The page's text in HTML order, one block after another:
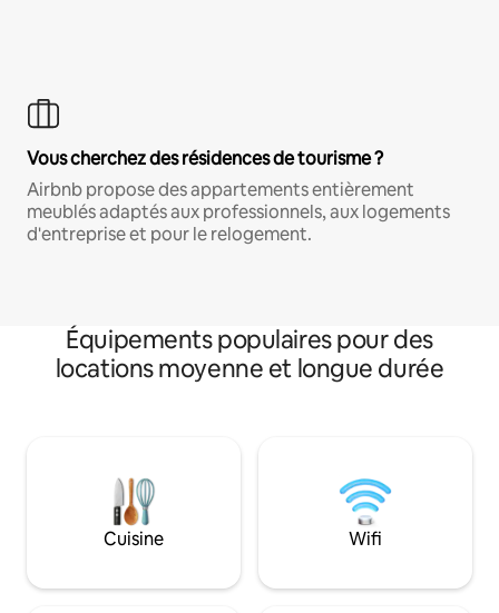
Vous cherchez des résidences de tourisme ?
Airbnb propose des appartements entièrement
meublés adaptés aux professionnels, aux logements
d'entreprise et pour le relogement.
Équipements populaires pour des
locations moyenne et longue durée
Cuisine Wifi